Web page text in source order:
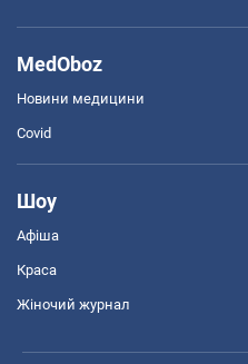
MedOboz
Новини медицини
Covid
Шоу
Афіша
Краса
Жіночий журнал